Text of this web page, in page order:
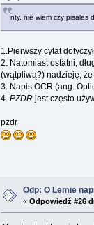
nty, nie wiem czy pisales
1.Pierwszy cytat
2. Natomiast ostatni,
(wątpliwą?) nadzieję,
3. Napis OCR (ang.
4. PZDRjest często
pzdr
Odp: O Lemie
« Odpowiedź #26